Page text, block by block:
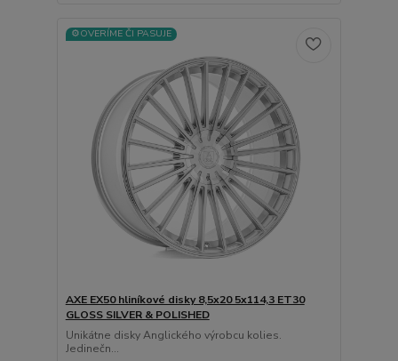
⚙️OVERÍME ČI PASUJE
AXE EX50 hliníkové disky 8,5x20 5x114,3 ET30
GLOSS SILVER & POLISHED
Unikátne disky Anglického výrobcu kolies.
Jedinečn...